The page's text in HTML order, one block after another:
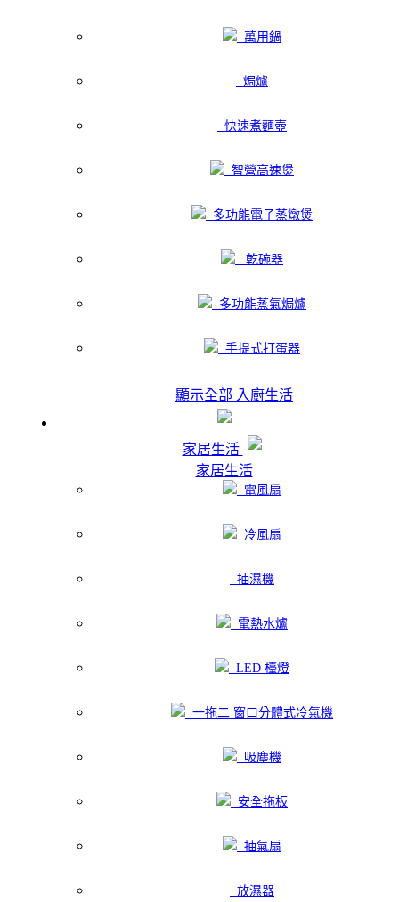
萬用鍋
焗爐
快速煮麵壺
智營高速煲
多功能電子蒸燉煲
乾碗器
多功能蒸氣焗爐
手提式打蛋器
顯示全部 入廚生活
家居生活
家居生活
電風扇
冷風扇
抽濕機
電熱水爐
LED 檯燈
一拖二 窗口分體式冷氣機
吸塵機
安全拖板
抽氣扇
放濕器